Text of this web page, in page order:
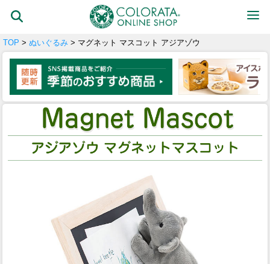
TOP > ぬいぐるみ > マグネット マスコット アジアゾウ